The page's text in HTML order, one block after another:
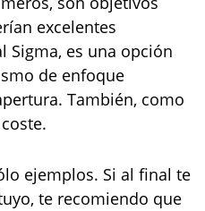
excelentes
Sigma, es una opción
de enfoque
También, como
ejemplos. Si al final te
te recomiendo que